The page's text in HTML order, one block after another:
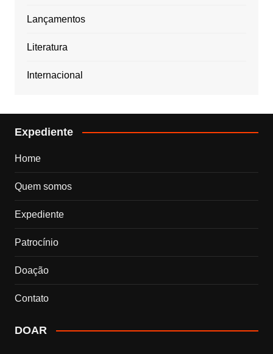
Lançamentos
Literatura
Internacional
Expediente
Home
Quem somos
Expediente
Patrocínio
Doação
Contato
DOAR